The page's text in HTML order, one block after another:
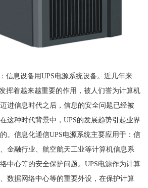
信息设备用UPS电源系统设备。近几年来
挥着越来越重要的作用，被人们誉为计算机
进信息时代之后，信息的安全问题已经被
这种时代背景中，UPS的发展趋势引起业界
。信息化通信UPS电源系统主要应用于：信
金融行业、航空航天工业等计算机信息系
中心等的安全保护问题。UPS电源作为计算
数据网络中心等的重要外设，在保护计算